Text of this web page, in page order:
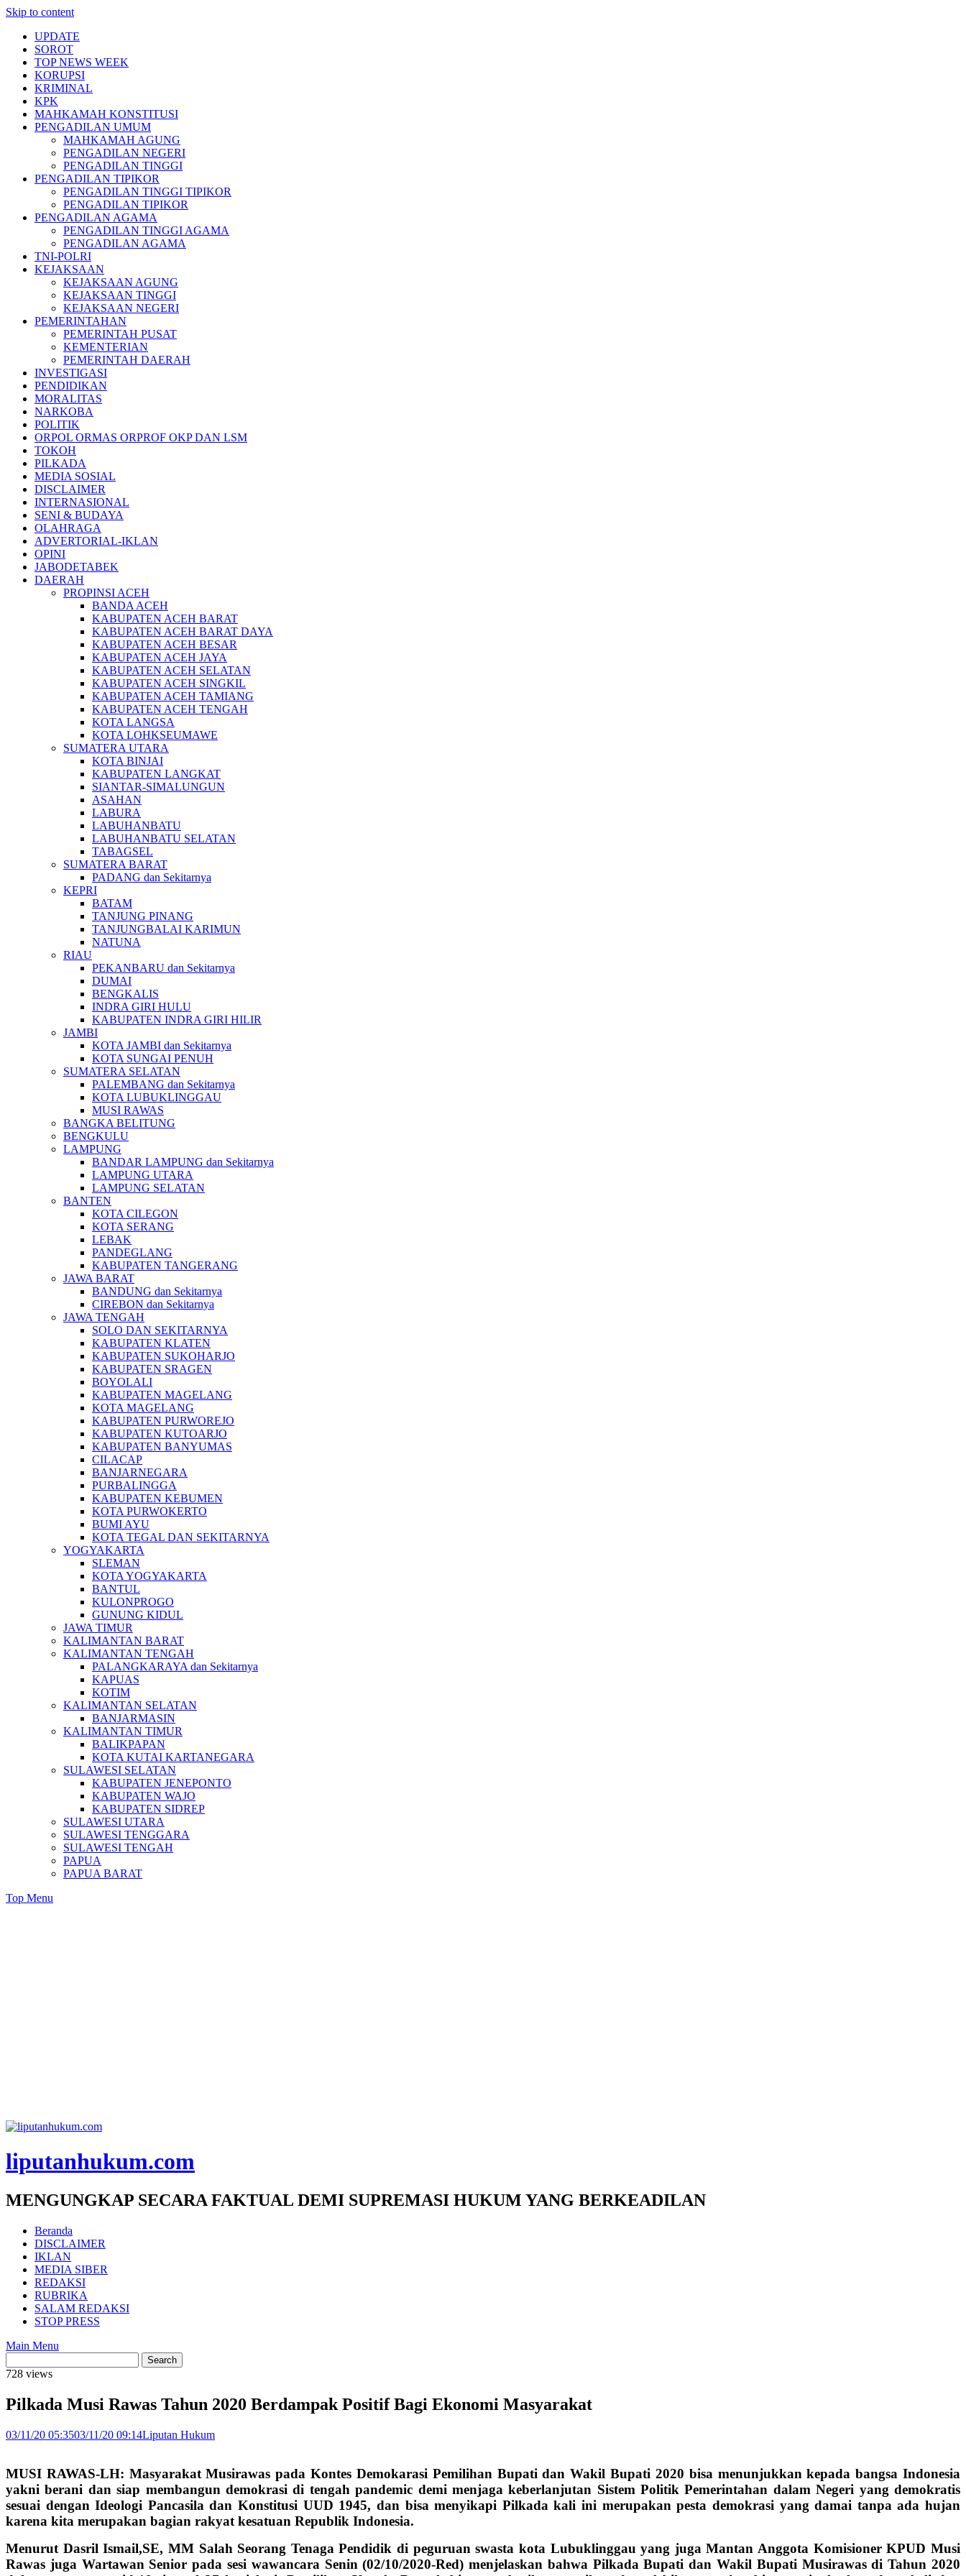
Skip to content
UPDATE
SOROT
TOP NEWS WEEK
KORUPSI
KRIMINAL
KPK
MAHKAMAH KONSTITUSI
PENGADILAN UMUM
MAHKAMAH AGUNG
PENGADILAN NEGERI
PENGADILAN TINGGI
PENGADILAN TIPIKOR
PENGADILAN TINGGI TIPIKOR
PENGADILAN TIPIKOR
PENGADILAN AGAMA
PENGADILAN TINGGI AGAMA
PENGADILAN AGAMA
TNI-POLRI
KEJAKSAAN
KEJAKSAAN AGUNG
KEJAKSAAN TINGGI
KEJAKSAAN NEGERI
PEMERINTAHAN
PEMERINTAH PUSAT
KEMENTERIAN
PEMERINTAH DAERAH
INVESTIGASI
PENDIDIKAN
MORALITAS
NARKOBA
POLITIK
ORPOL ORMAS ORPROF OKP DAN LSM
TOKOH
PILKADA
MEDIA SOSIAL
DISCLAIMER
INTERNASIONAL
SENI & BUDAYA
OLAHRAGA
ADVERTORIAL-IKLAN
OPINI
JABODETABEK
DAERAH
PROPINSI ACEH
BANDA ACEH
KABUPATEN ACEH BARAT
KABUPATEN ACEH BARAT DAYA
KABUPATEN ACEH BESAR
KABUPATEN ACEH JAYA
KABUPATEN ACEH SELATAN
KABUPATEN ACEH SINGKIL
KABUPATEN ACEH TAMIANG
KABUPATEN ACEH TENGAH
KOTA LANGSA
KOTA LOHKSEUMAWE
SUMATERA UTARA
KOTA BINJAI
KABUPATEN LANGKAT
SIANTAR-SIMALUNGUN
ASAHAN
LABURA
LABUHANBATU
LABUHANBATU SELATAN
TABAGSEL
SUMATERA BARAT
PADANG dan Sekitarnya
KEPRI
BATAM
TANJUNG PINANG
TANJUNGBALAI KARIMUN
NATUNA
RIAU
PEKANBARU dan Sekitarnya
DUMAI
BENGKALIS
INDRA GIRI HULU
KABUPATEN INDRA GIRI HILIR
JAMBI
KOTA JAMBI dan Sekitarnya
KOTA SUNGAI PENUH
SUMATERA SELATAN
PALEMBANG dan Sekitarnya
KOTA LUBUKLINGGAU
MUSI RAWAS
BANGKA BELITUNG
BENGKULU
LAMPUNG
BANDAR LAMPUNG dan Sekitarnya
LAMPUNG UTARA
LAMPUNG SELATAN
BANTEN
KOTA CILEGON
KOTA SERANG
LEBAK
PANDEGLANG
KABUPATEN TANGERANG
JAWA BARAT
BANDUNG dan Sekitarnya
CIREBON dan Sekitarnya
JAWA TENGAH
SOLO DAN SEKITARNYA
KABUPATEN KLATEN
KABUPATEN SUKOHARJO
KABUPATEN SRAGEN
BOYOLALI
KABUPATEN MAGELANG
KOTA MAGELANG
KABUPATEN PURWOREJO
KABUPATEN KUTOARJO
KABUPATEN BANYUMAS
CILACAP
BANJARNEGARA
PURBALINGGA
KABUPATEN KEBUMEN
KOTA PURWOKERTO
BUMI AYU
KOTA TEGAL DAN SEKITARNYA
YOGYAKARTA
SLEMAN
KOTA YOGYAKARTA
BANTUL
KULONPROGO
GUNUNG KIDUL
JAWA TIMUR
KALIMANTAN BARAT
KALIMANTAN TENGAH
PALANGKARAYA dan Sekitarnya
KAPUAS
KOTIM
KALIMANTAN SELATAN
BANJARMASIN
KALIMANTAN TIMUR
BALIKPAPAN
KOTA KUTAI KARTANEGARA
SULAWESI SELATAN
KABUPATEN JENEPONTO
KABUPATEN WAJO
KABUPATEN SIDREP
SULAWESI UTARA
SULAWESI TENGGARA
SULAWESI TENGAH
PAPUA
PAPUA BARAT
Top Menu
liputanhukum.com
MENGUNGKAP SECARA FAKTUAL DEMI SUPREMASI HUKUM YANG BERKEADILAN
Beranda
DISCLAIMER
IKLAN
MEDIA SIBER
REDAKSI
RUBRIKA
SALAM REDAKSI
STOP PRESS
Main Menu
728 views
Pilkada Musi Rawas Tahun 2020 Berdampak Positif Bagi Ekonomi Masyarakat
03/11/20 05:3503/11/20 09:14Liputan Hukum
MUSI RAWAS-LH: Masyarakat Musirawas pada Kontes Demokarasi Pemilihan Bupati dan Wakil Bupati 2020 bisa menunjukkan kepada bangsa Indonesia
yakni berani dan siap membangun demokrasi di tengah pandemic demi menjaga keberlanjutan Sistem Politik Pemerintahan dalam Negeri yang demokratis
sesuai dengan Ideologi Pancasila dan Konstitusi UUD 1945, dan bisa menyikapi Pilkada kali ini merupakan pesta demokrasi yang damai tanpa ada hujan
karena kita merupakan bagian rakyat kesatuan Republik Indonesia.
Menurut Dasril Ismail,SE, MM Salah Seorang Tenaga Pendidik di peguruan swasta kota Lubuklinggauyang juga Mantan Anggota Komisioner KPUD Musi
Rawas juga Wartawan Senior pada sesi wawancara Senin (02/10/2020-Red) menjelaskan bahwa Pilkada Bupati dan Wakil Bupati Musirawas di Tahun 2020